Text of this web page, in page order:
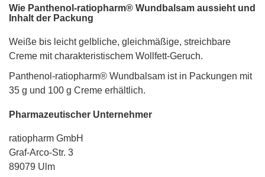
Wie Panthenol-ratiopharm® Wundbalsam aussieht und
Inhalt der Packung
Weiße bis leicht gelbliche, gleichmäßige, streichbare
Creme mit charakteristischem Wollfett-Geruch.
Panthenol-ratiopharm® Wundbalsam ist in Packungen mit
35 g und 100 g Creme erhältlich.
Pharmazeutischer Unternehmer
ratiopharm GmbH
Graf-Arco-Str. 3
89079 Ulm